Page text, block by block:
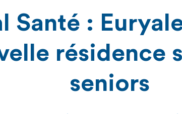
Santé :
résidence
seniors